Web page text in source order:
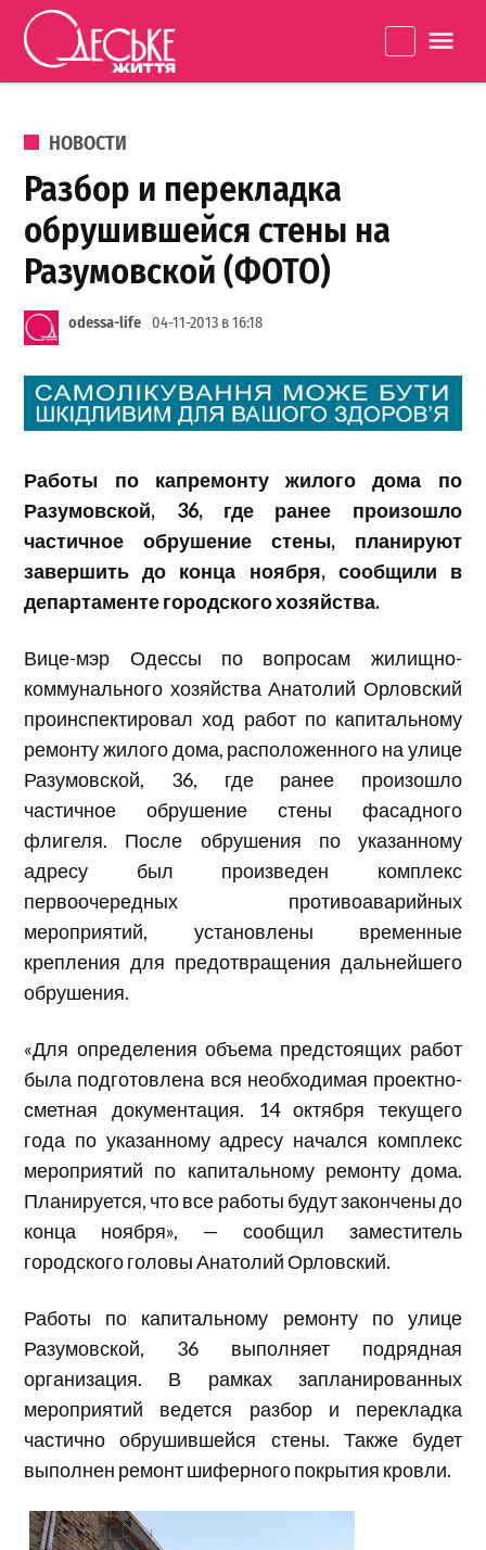
Перейти к содержанию
життя
ОПУБЛИКОВАНО В
НОВОСТИ
Разбор и перекладка
обрушившейся стены на
Разумовской (ФОТО)
odessa-life 04-11-2013 в 16:18
Работы по капремонту жилого дома по
Разумовской, 36, где ранее произошло
частичное обрушение стены, планируют
завершить до конца ноября, сообщили в
департаменте городского хозяйства.
Вице-мэр Одессы по вопросам жилищно-
коммунального хозяйства Анатолий Орловский
проинспектировал ход работ по капитальному
ремонту жилого дома, расположенного на улице
Разумовской, 36, где ранее произошло
частичное обрушение стены фасадного
флигеля. После обрушения по указанному
адресу был произведен комплекс
первоочередных противоаварийных
мероприятий, установлены временные
крепления для предотвращения дальнейшего
обрушения.
«Для определения объема предстоящих работ
была подготовлена вся необходимая проектно-
сметная документация. 14 октября текущего
года по указанному адресу начался комплекс
мероприятий по капитальному ремонту дома.
Планируется, что все работы будут закончены до
конца ноября», — сообщил заместитель
городского головы Анатолий Орловский.
Работы по капитальному ремонту по улице
Разумовской, 36 выполняет подрядная
организация. В рамках запланированных
мероприятий ведется разбор и перекладка
частично обрушившейся стены. Также будет
выполнен ремонт шиферного покрытия кровли.